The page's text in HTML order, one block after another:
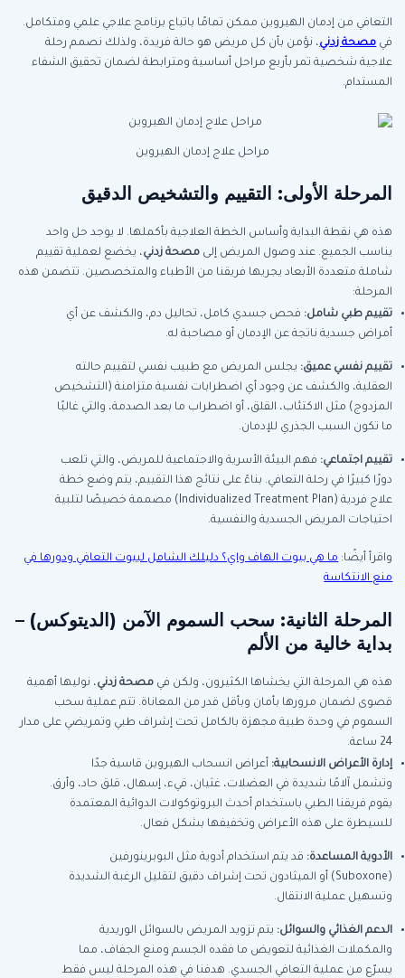
التعافي من إدمان الهيروين ممكن تمامًا باتباع برنامج علاجي علمي ومتكامل.
فيمصحة زدني، نؤمن بأن كل مريض هو حالة فريدة، ولذلك نصمم رحلة
علاجية شخصية تمر بأربع مراحل أساسية ومترابطة لضمان تحقيق الشفاء
المستدام.
مراحل علاج إدمان الهيروين
المرحلة الأولى: التقييم والتشخيص الدقيق
هذه هي نقطة البداية وأساس الخطة العلاجية بأكملها. لا يوجد حل واحد
يناسب الجميع. عند وصول المريض إلى مصحة زدني، يخضع لعملية تقييم
شاملة متعددة الأبعاد يجريها فريقنا من الأطباء والمتخصصين. تتضمن هذه
المرحلة:
تقييم طبي شامل: فحص جسدي كامل، تحاليل دم، والكشف عن أي
أمراض جسدية ناتجة عن الإدمان أو مصاحبة له.
تقييم نفسي عميق: يجلس المريض مع طبيب نفسي لتقييم حالته
العقلية، والكشف عن وجود أي اضطرابات نفسية متزامنة (التشخيص
المزدوج) مثل الاكتئاب، القلق، أو اضطراب ما بعد الصدمة، والتي غالبًا
ما تكون السبب الجذري للإدمان.
تقييم اجتماعي: فهم البيئة الأسرية والاجتماعية للمريض، والتي تلعب
دورًا كبيرًا في رحلة التعافي. بناءً على نتائج هذا التقييم، يتم وضع خطة
علاج فردية (Individualized Treatment Plan) مصممة خصيصًا لتلبية
احتياجات المريض الجسدية والنفسية.
واقرأ أيضًا:ما هي بيوت الهاف واي؟ دليلك الشامل لبيوت التعافي ودورها في
منع الانتكاسة
المرحلة الثانية: سحب السموم الآمن (الديتوكس) –
بداية خالية من الألم
هذه هي المرحلة التي يخشاها الكثيرون، ولكن في مصحة زدني، نوليها أهمية
قصوى لضمان مرورها بأمان وبأقل قدر من المعاناة. تتم عملية سحب
السموم في وحدة طبية مجهزة بالكامل تحت إشراف طبي وتمريضي على مدار
24 ساعة.
إدارة الأعراض الانسحابية: أعراض انسحاب الهيروين قاسية جدًا
وتشمل آلامًا شديدة في العضلات، غثيان، قيء، إسهال، قلق حاد، وأرق.
يقوم فريقنا الطبي باستخدام أحدث البروتوكولات الدوائية المعتمدة
للسيطرة على هذه الأعراض وتخفيفها بشكل فعال.
الأدوية المساعدة: قد يتم استخدام أدوية مثل البوبرينورفين
(Suboxone) أو الميثادون تحت إشراف دقيق لتقليل الرغبة الشديدة
وتسهيل عملية الانتقال.
الدعم الغذائي والسوائل: يتم تزويد المريض بالسوائل الوريدية
والمكملات الغذائية لتعويض ما فقده الجسم ومنع الجفاف، مما
يسرّع من عملية التعافي الجسدي. هدفنا في هذه المرحلة ليس فقط